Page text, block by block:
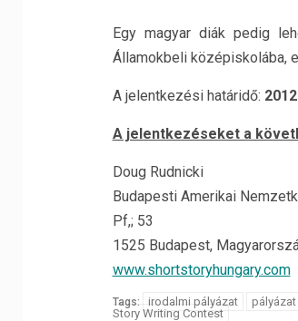
Egy magyar diák pedig
Államokbeli középiskolába,
A jelentkezési határidő:
A jelentkezéseket a
Doug Rudnicki
Budapesti Amerikai
Pf,; 53
1525 Budapest,
www.shortstoryhungary.com
Tags: irodalmi pályázat
Story Writing Contest